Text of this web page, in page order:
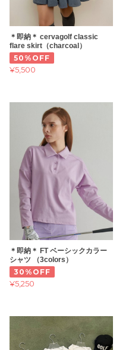
＊即納＊ cervagolf classic
flare skirt（charcoal）
50%OFF
¥5,500
＊即納＊ FT ベーシックカラー
シャツ （3colors）
30%OFF
¥5,250